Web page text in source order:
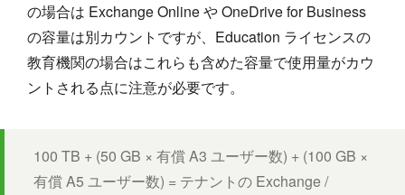
の場合は Exchange Online や OneDrive for Business
の容量は別カウントですが、Education ライセンスの
教育機関の場合はこれらも含めた容量で使用量がカウ
ントされる点に注意が必要です。
100 TB + (50 GB × 有償 A3 ユーザー数) + (100 GB ×
有償 A5 ユーザー数) = テナントの Exchange /